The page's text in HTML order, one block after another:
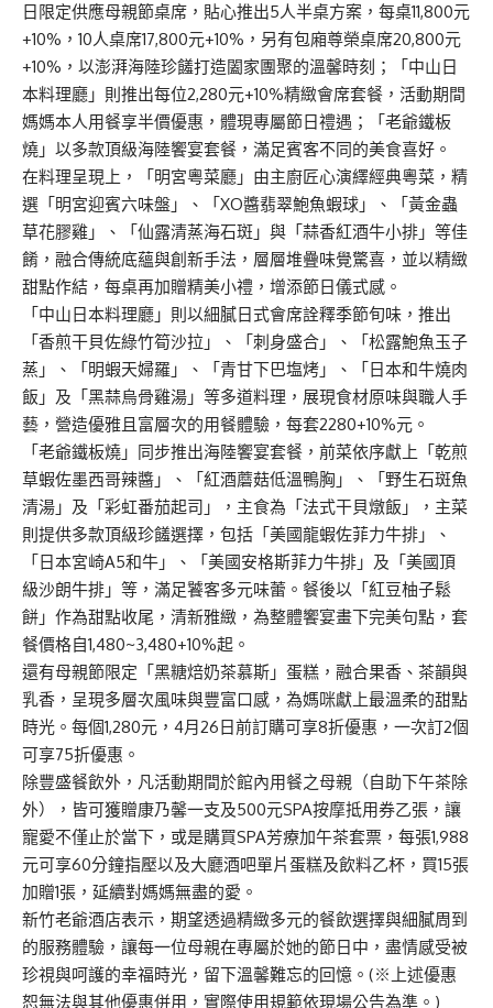
日限定供應母親節桌席，貼心推出5人半桌方案，每桌11,800元
+10%，10人桌席17,800元+10%，另有包廂尊榮桌席20,800元
+10%，以澎湃海陸珍饈打造闔家團聚的溫馨時刻；「中山日
本料理廳」則推出每位2,280元+10%精緻會席套餐，活動期間
媽媽本人用餐享半價優惠，體現專屬節日禮遇；「老爺鐵板
燒」以多款頂級海陸饗宴套餐，滿足賓客不同的美食喜好。
在料理呈現上，「明宮粵菜廳」由主廚匠心演繹經典粵菜，精
選「明宮迎賓六味盤」、「XO醬翡翠鮑魚蝦球」、「黃金蟲
草花膠雞」、「仙露清蒸海石斑」與「蒜香紅酒牛小排」等佳
餚，融合傳統底蘊與創新手法，層層堆疊味覺驚喜，並以精緻
甜點作結，每桌再加贈精美小禮，增添節日儀式感。
「中山日本料理廳」則以細膩日式會席詮釋季節旬味，推出
「香煎干貝佐綠竹筍沙拉」、「刺身盛合」、「松露鮑魚玉子
蒸」、「明蝦天婦羅」、「青甘下巴塩烤」、「日本和牛燒肉
飯」及「黑蒜烏骨雞湯」等多道料理，展現食材原味與職人手
藝，營造優雅且富層次的用餐體驗，每套2280+10%元。
「老爺鐵板燒」同步推出海陸饗宴套餐，前菜依序獻上「乾煎
草蝦佐墨西哥辣醬」、「紅酒蘑菇低溫鴨胸」、「野生石斑魚
清湯」及「彩虹番茄起司」，主食為「法式干貝燉飯」，主菜
則提供多款頂級珍饈選擇，包括「美國龍蝦佐菲力牛排」、
「日本宮崎A5和牛」、「美國安格斯菲力牛排」及「美國頂
級沙朗牛排」等，滿足饕客多元味蕾。餐後以「紅豆柚子鬆
餅」作為甜點收尾，清新雅緻，為整體饗宴畫下完美句點，套
餐價格自1,480~3,480+10%起。
還有母親節限定「黑糖焙奶茶慕斯」蛋糕，融合果香、茶韻與
乳香，呈現多層次風味與豐富口感，為媽咪獻上最溫柔的甜點
時光。每個1,280元，4月26日前訂購可享8折優惠，一次訂2個
可享75折優惠。
除豐盛餐飲外，凡活動期間於館內用餐之母親（自助下午茶除
外），皆可獲贈康乃馨一支及500元SPA按摩抵用券乙張，讓
寵愛不僅止於當下，或是購買SPA芳療加午茶套票，每張1,988
元可享60分鐘指壓以及大廳酒吧單片蛋糕及飲料乙杯，買15張
加贈1張，延續對媽媽無盡的愛。
新竹老爺酒店表示，期望透過精緻多元的餐飲選擇與細膩周到
的服務體驗，讓每一位母親在專屬於她的節日中，盡情感受被
珍視與呵護的幸福時光，留下溫馨難忘的回憶。(※上述優惠
恕無法與其他優惠併用，實際使用規範依現場公告為準。)